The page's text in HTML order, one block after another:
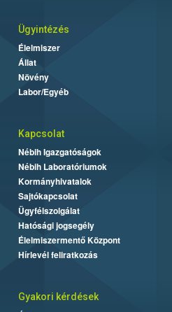
Ügyintézés
Élelmiszer
Állat
Növény
Labor/Egyéb
Kapcsolat
Nébih Igazgatóságok
Nébih Laboratóriumok
Kormányhivatalok
Sajtókapcsolat
Ügyfélszolgálat
Hatósági jogsegély
Élelmiszermentő Központ
Hírlevél feliratkozás
Gyakori kérdések